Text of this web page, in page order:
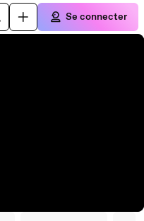
Se connecter